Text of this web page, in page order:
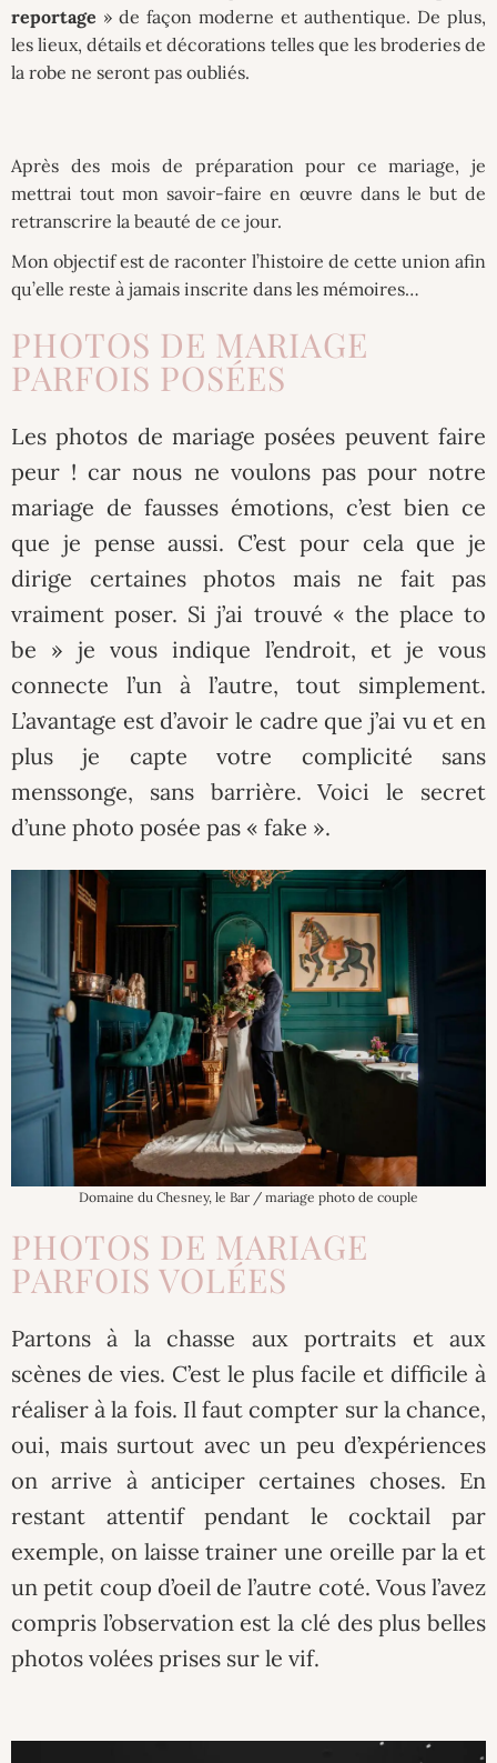
reportage » de façon moderne et authentique. De plus,
les lieux, détails et décorations telles que les broderies de
la robe ne seront pas oubliés.
Après des mois de préparation pour ce mariage, je
mettrai tout mon savoir-faire en œuvre dans le but de
retranscrire la beauté de ce jour.
Mon objectif est de raconter l’histoire de cette union afin
qu’elle reste à jamais inscrite dans les mémoires…
PHOTOS DE MARIAGE
PARFOIS POSÉES
Les photos de mariage posées peuvent faire
peur ! car nous ne voulons pas pour notre
mariage de fausses émotions, c’est bien ce
que je pense aussi. C’est pour cela que je
dirige certaines photos mais ne fait pas
vraiment poser. Si j’ai trouvé « the place to
be » je vous indique l’endroit, et je vous
connecte l’un à l’autre, tout simplement.
L’avantage est d’avoir le cadre que j’ai vu et en
plus je capte votre complicité sans
menssonge, sans barrière. Voici le secret
d’une photo posée pas « fake ».
Domaine du Chesney, le Bar / mariage photo de couple
PHOTOS DE MARIAGE
PARFOIS VOLÉES
Partons à la chasse aux portraits et aux
scènes de vies. C’est le plus facile et difficile à
réaliser à la fois. Il faut compter sur la chance,
oui, mais surtout avec un peu d’expériences
on arrive à anticiper certaines choses. En
restant attentif pendant le cocktail par
exemple, on laisse trainer une oreille par la et
un petit coup d’oeil de l’autre coté. Vous l’avez
compris l’observation est la clé des plus belles
photos volées prises sur le vif.